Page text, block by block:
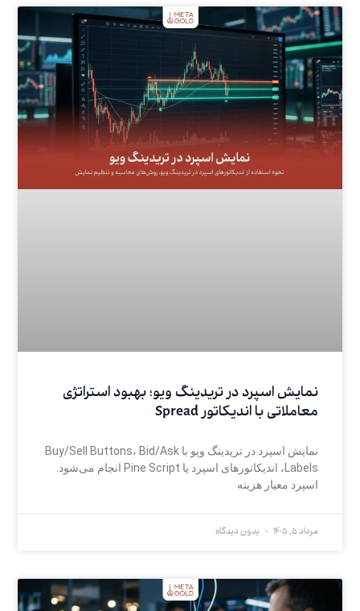
نمایش اسپرد در تریدینگ ویو؛ بهبود استراتژی
معاملاتی با اندیکاتور Spread
نمایش اسپرد در تریدینگ ویو با Buy/Sell Buttons، Bid/Ask
Labels، اندیکاتورهای اسپرد یا Pine Script انجام می‌شود.
اسپرد معیار هزینه
مرداد 5, 1405 بدون دیدگاه